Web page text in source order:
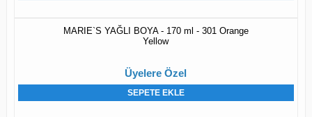
MARIE`S YAĞLI BOYA - 170 ml - 301 Orange
Yellow
Üyelere Özel
SEPETE EKLE